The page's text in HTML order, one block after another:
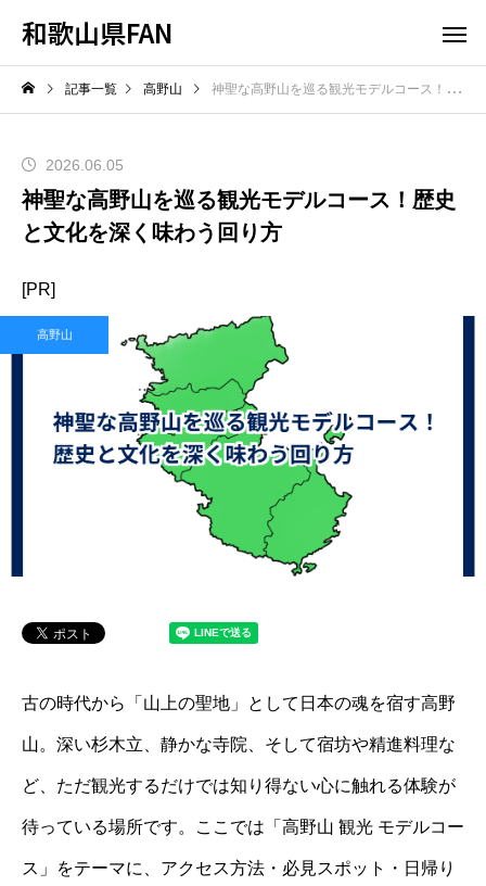
和歌山県FAN
記事一覧 高野山 神聖な高野山を巡る観光モデルコース！歴史と文化を深く味わう回り方
2026.06.05
神聖な高野山を巡る観光モデルコース！歴史
と文化を深く味わう回り方
[PR]
高野山
古の時代から「山上の聖地」として日本の魂を宿す高野
山。深い杉木立、静かな寺院、そして宿坊や精進料理な
ど、ただ観光するだけでは知り得ない心に触れる体験が
待っている場所です。ここでは「高野山 観光 モデルコー
ス」をテーマに、アクセス方法・必見スポット・日帰り